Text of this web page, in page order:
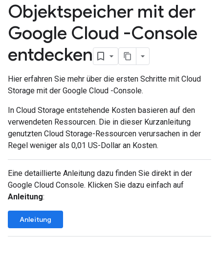
Objektspeicher mit der
Google Cloud -Console
entdecken
Hier erfahren Sie mehr über die ersten Schritte mit Cloud
Storage mit der Google Cloud -Console.
In Cloud Storage entstehende Kosten basieren auf den
verwendeten Ressourcen. Die in dieser Kurzanleitung
genutzten Cloud Storage-Ressourcen verursachen in der
Regel weniger als 0,01 US-Dollar an Kosten.
Eine detaillierte Anleitung dazu finden Sie direkt in der
Google Cloud Console. Klicken Sie dazu einfach auf
Anleitung:
Anleitung